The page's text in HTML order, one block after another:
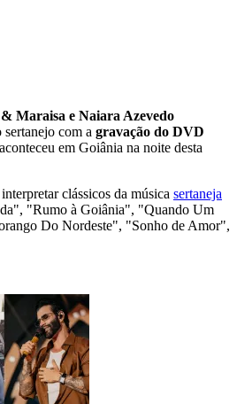
Maraisa e Naiara Azevedo
com a gravação do DVD
em Goiânia na noite desta
clássicos da música sertaneja
"Rumo à Goiânia", "Quando Um
Do Nordeste", "Sonho de Amor",